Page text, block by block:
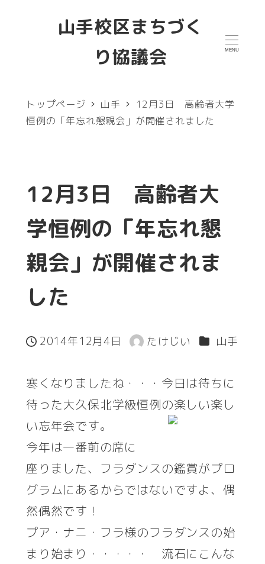
山手校区まちづく
り協議会
MENU
トップページ 山手
12月3日 高齢者大学
恒例の「年忘れ懇親会」が開催されました
12月3日 高齢者大
学恒例の「年忘れ懇
親会」が開催されま
した
投稿日
2014年12月4日
著
たけじい カテゴリー
山手
寒くなりましたね・・・今日は待ちに
待った大久保北学級恒例の楽しい楽し
い忘年会です。
今年は一番前の席に
座りました、フラダンスの鑑賞がプロ
グラムにあるからではないですよ、偶
然偶然です！
プア・ナニ・フラ様のフラダンスの始
まり始まり・・・・・ 流石にこんな